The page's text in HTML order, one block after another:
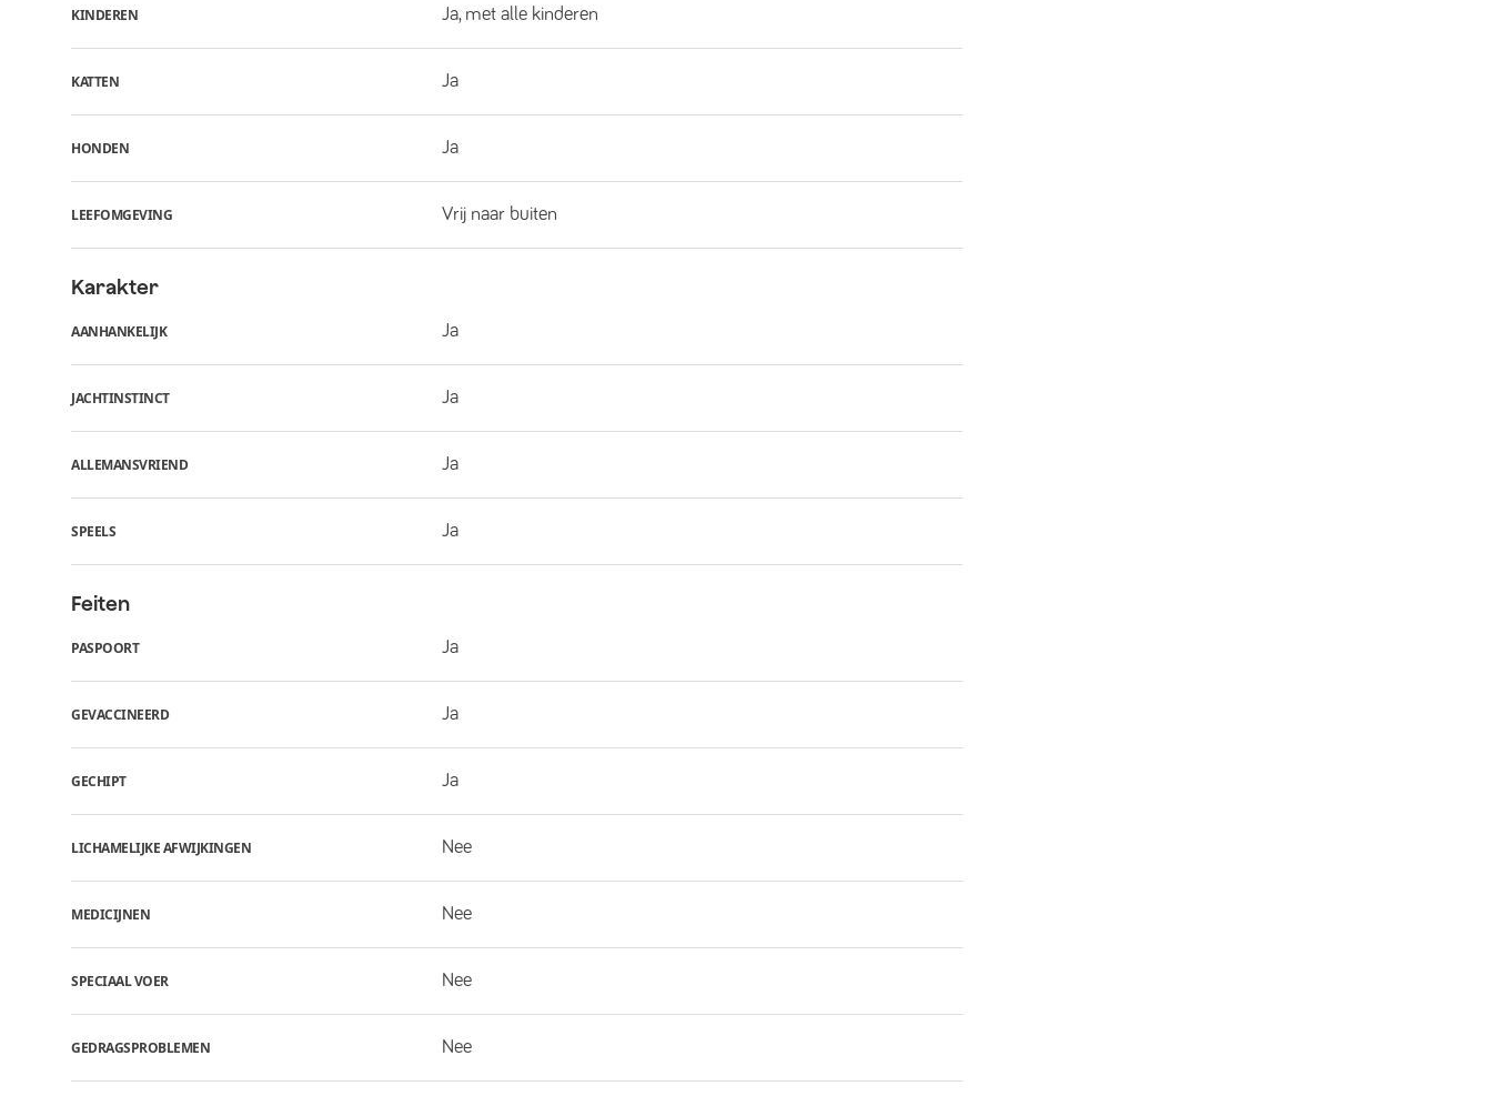
KINDEREN Ja, met alle kinderen
KATTEN Ja
HONDEN Ja
LEEFOMGEVING Vrij naar buiten
Karakter
AANHANKELIJK Ja
JACHTINSTINCT Ja
ALLEMANSVRIEND Ja
SPEELS Ja
Feiten
PASPOORT Ja
GEVACCINEERD Ja
GECHIPT Ja
LICHAMELIJKE AFWIJKINGEN Nee
MEDICIJNEN Nee
SPECIAAL VOER Nee
GEDRAGSPROBLEMEN Nee